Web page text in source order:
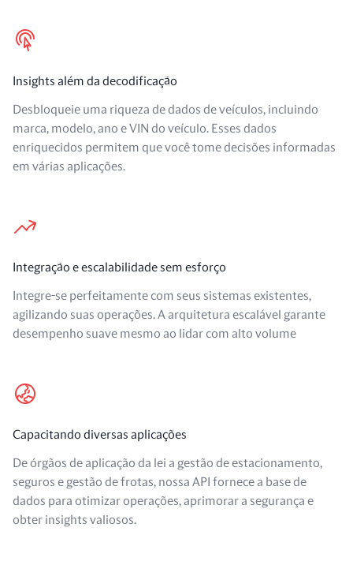
Insights além da decodificação
Desbloqueie uma riqueza de dados de veículos, incluindo
marca, modelo, ano e VIN do veículo. Esses dados
enriquecidos permitem que você tome decisões informadas
em várias aplicações.
Integração e escalabilidade sem esforço
Integre-se perfeitamente com seus sistemas existentes,
agilizando suas operações. A arquitetura escalável garante
desempenho suave mesmo ao lidar com alto volume
Capacitando diversas aplicações
De órgãos de aplicação da lei a gestão de estacionamento,
seguros e gestão de frotas, nossa API fornece a base de
dados para otimizar operações, aprimorar a segurança e
obter insights valiosos.